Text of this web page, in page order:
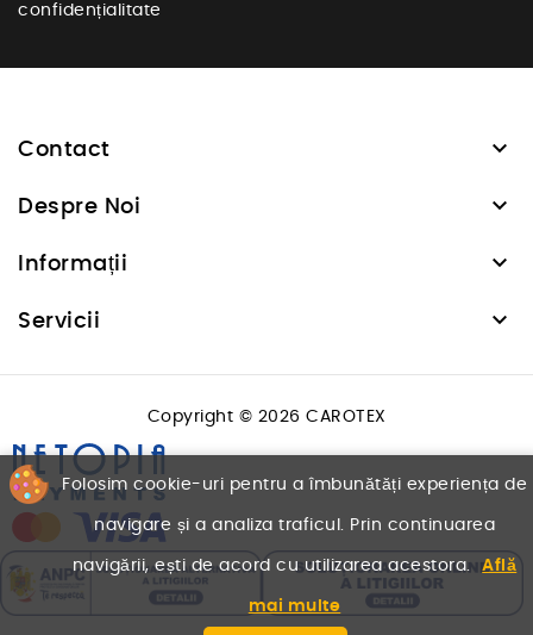
confidențialitate
Contact 
Despre Noi 
Informații 
Servicii 
Folosim cookie-uri pentru a îmbunătăți experiența de
navigare și a analiza traficul. Prin continuarea
navigării, ești de acord cu utilizarea acestora. Află
mai multe
Copyright © 2026 CAROTEX